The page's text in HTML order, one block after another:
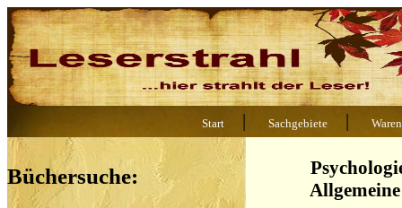
Start | Sachgebiete |
Büchersuche: